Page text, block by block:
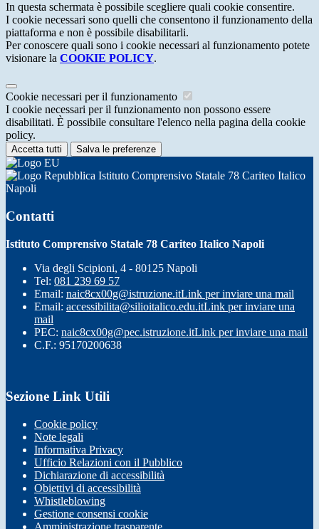
In questa schermata è possibile scegliere quali cookie consentire.
I cookie necessari sono quelli che consentono il funzionamento della
piattaforma e non è possibile disabilitarli.
Per conoscere quali sono i cookie necessari al funzionamento potete
visionare la COOKIE POLICY.
Cookie necessari per il funzionamento
I cookie necessari per il funzionamento non possono essere
disabilitati. È possibile consultare l'elenco nella pagina della cookie
policy.
Accetta tutti Salva le preferenze
Istituto Comprensivo Statale 78 Cariteo Italico
Napoli
Contatti
Istituto Comprensivo Statale 78 Cariteo Italico Napoli
Via degli Scipioni, 4 - 80125 Napoli
Tel: 081 239 69 57
Email: naic8cx00g@istruzione.itLink per inviare una mail
Email: accessibilita@silioitalico.edu.itLink per inviare una
mail
PEC: naic8cx00g@pec.istruzione.itLink per inviare una mail
C.F.: 95170200638
Sezione Link Utili
Cookie policy
Note legali
Informativa Privacy
Ufficio Relazioni con il Pubblico
Dichiarazione di accessibilità
Obiettivi di accessibilità
Whistleblowing
Gestione consensi cookie
Amministrazione trasparente